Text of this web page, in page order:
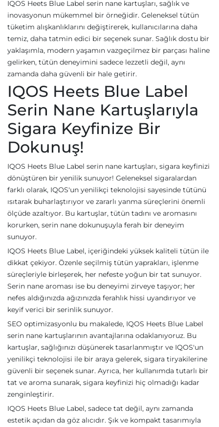
IQOS Heets Blue Label serin nane kartuşları, sağlık ve
inovasyonun mükemmel bir örneğidir. Geleneksel tütün
tüketim alışkanlıklarını değiştirerek, kullanıcılarına daha
temiz, daha tatmin edici bir seçenek sunar. Sağlık dostu bir
yaklaşımla, modern yaşamın vazgeçilmez bir parçası haline
gelirken, tütün deneyimini sadece lezzetli değil, aynı
zamanda daha güvenli bir hale getirir.
IQOS Heets Blue Label
Serin Nane Kartuşlarıyla
Sigara Keyfinize Bir
Dokunuş!
IQOS Heets Blue Label serin nane kartuşları, sigara keyfinizi
dönüştüren bir yenilik sunuyor! Geleneksel sigaralardan
farklı olarak, IQOS'un yenilikçi teknolojisi sayesinde tütünü
ısıtarak buharlaştırıyor ve zararlı yanma süreçlerini önemli
ölçüde azaltıyor. Bu kartuşlar, tütün tadını ve aromasını
korurken, serin nane dokunuşuyla ferah bir deneyim
sunuyor.
IQOS Heets Blue Label, içeriğindeki yüksek kaliteli tütün ile
dikkat çekiyor. Özenle seçilmiş tütün yaprakları, işlenme
süreçleriyle birleşerek, her nefeste yoğun bir tat sunuyor.
Serin nane aroması ise bu deneyimi zirveye taşıyor; her
nefes aldığınızda ağızınızda ferahlık hissi uyandırıyor ve
keyif verici bir serinlik sunuyor.
SEO optimizasyonlu bu makalede, IQOS Heets Blue Label
serin nane kartuşlarının avantajlarına odaklanıyoruz. Bu
kartuşlar, sağlığınızı düşünerek tasarlanmıştır ve IQOS'un
yenilikçi teknolojisi ile bir araya gelerek, sigara tiryakilerine
güvenli bir seçenek sunar. Ayrıca, her kullanımda tutarlı bir
tat ve aroma sunarak, sigara keyfinizi hiç olmadığı kadar
zenginleştirir.
IQOS Heets Blue Label, sadece tat değil, aynı zamanda
estetik açıdan da göz alıcıdır. Şık ve kompakt tasarımıyla